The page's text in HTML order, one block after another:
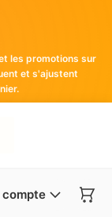
les promotions sur
et s'ajustent
compte